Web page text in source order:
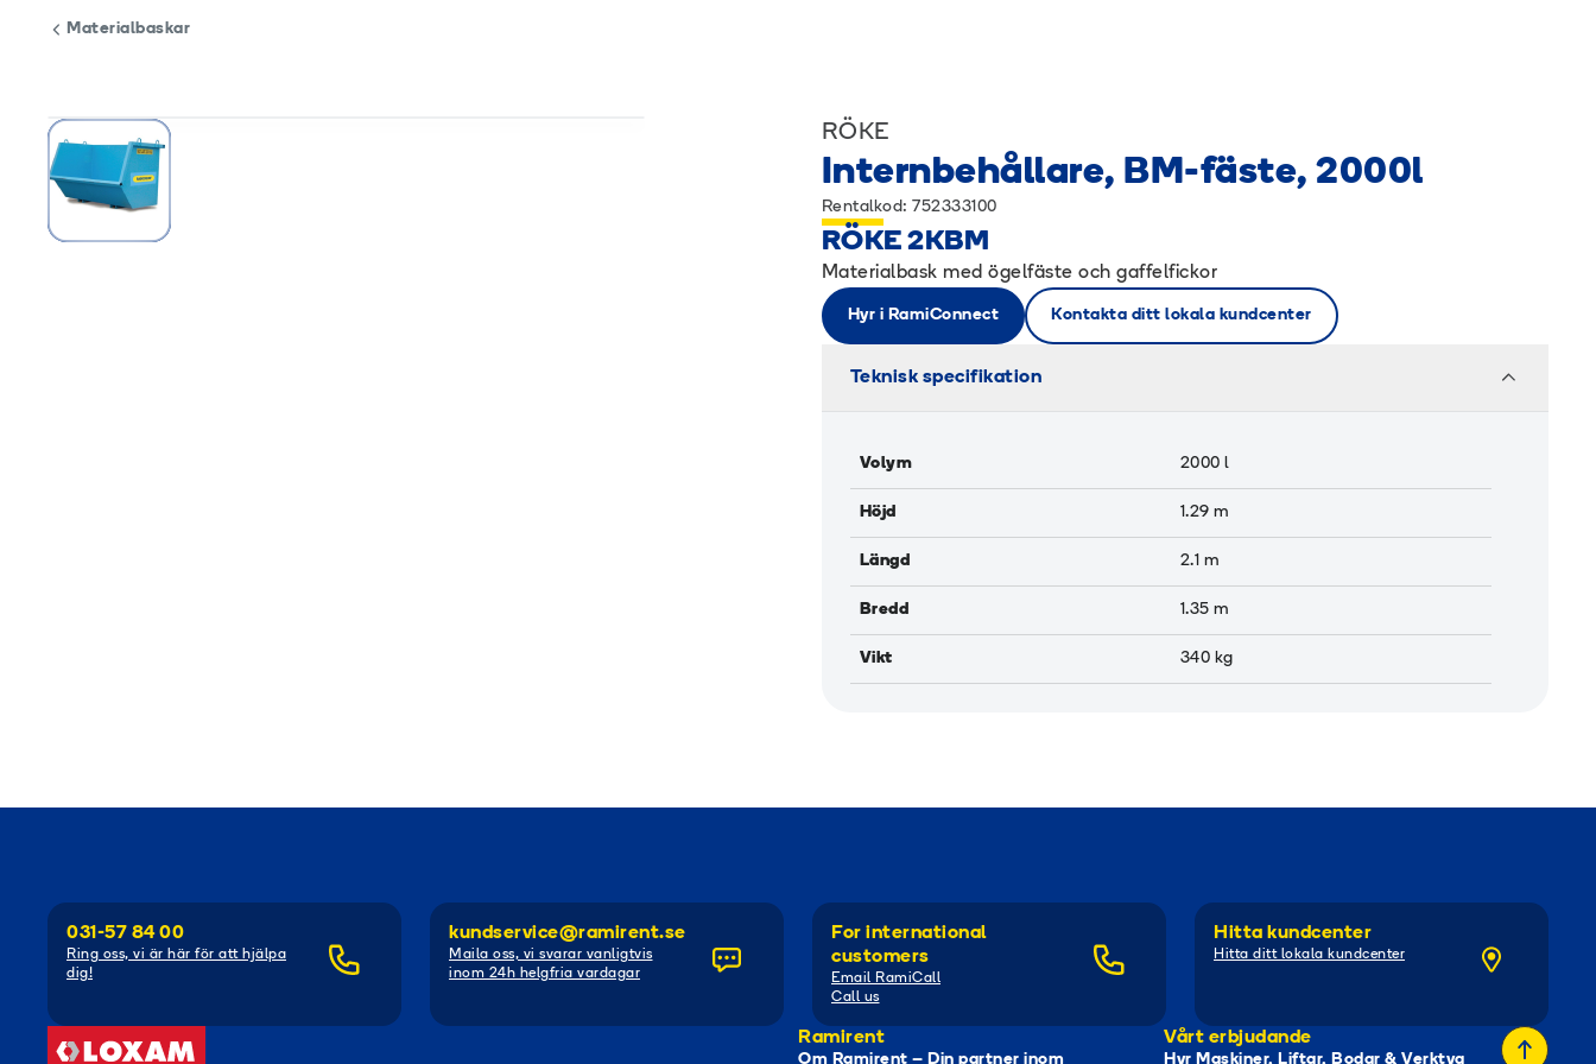
Materialbaskar
RÖKE
Internbehållare, BM-fäste, 2000l
Rentalkod: 752333100
RÖKE 2KBM
Materialbask med ögelfäste och gaffelfickor
Hyr i RamiConnect Kontakta ditt lokala kundcenter
Teknisk specifikation
Volym 2000 l
Höjd 1.29 m
Längd 2.1 m
Bredd 1.35 m
Vikt 340 kg
031-57 84 00
Ring oss, vi är här för att hjälpa
dig!
kundservice@ramirent.se
Maila oss, vi svarar vanligtvis
inom 24h helgfria vardagar
For international
customers
Email RamiCall
Call us
Hitta kundcenter
Hitta ditt lokala kundcenter
Ramirent
Om Ramirent – Din partner inom
Vårt erbjudande
Hyr Maskiner, Liftar, Bodar & Verktyg